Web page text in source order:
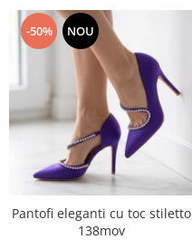
-50% NOU
Pantofi eleganti cu toc stiletto
138mov